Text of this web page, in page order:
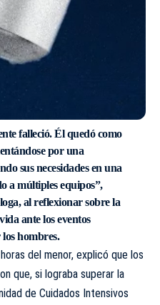
falleció. Él quedó como
por una
sus necesidades en una
a múltiples equipos”,
al reflexionar sobre la
ante los eventos
hombres.
del menor, explicó que los
que, si lograba superar la
de Cuidados Intensivos